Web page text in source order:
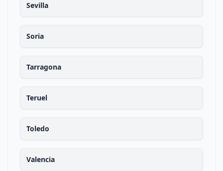
Sevilla
Soria
Tarragona
Teruel
Toledo
Valencia